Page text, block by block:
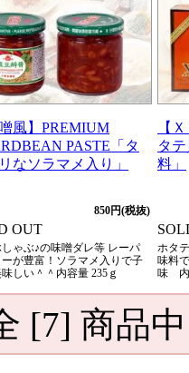
噌風】PREMIUM
PASTE「タ
なソラマメ入り」
850円(税抜)
OUT
しゃぶ♪の味噌ダレ等 レーパ
ーが豊富！ソラマメ入りで子
しい＾＾内容量 235ｇ
【
タ
料」
ホタ
味料
味 内
[7] 商品